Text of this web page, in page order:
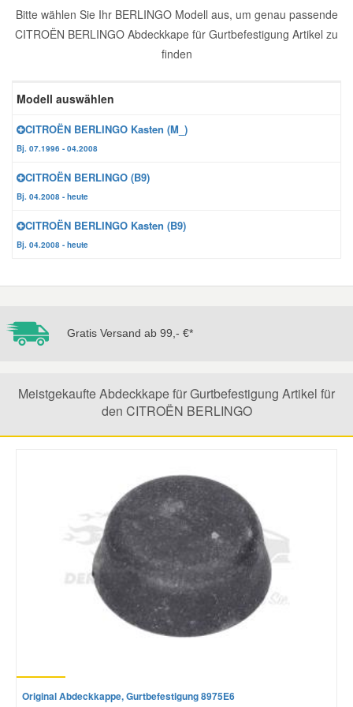
Bitte wählen Sie Ihr BERLINGO Modell aus, um genau passende
CITROËN BERLINGO Abdeckkape für Gurtbefestigung Artikel zu
finden
Modell auswählen
CITROËN BERLINGO Kasten (M_)
Bj. 07.1996 - 04.2008
CITROËN BERLINGO (B9)
Bj. 04.2008 - heute
CITROËN BERLINGO Kasten (B9)
Bj. 04.2008 - heute
Gratis Versand ab 99,- €*
Meistgekaufte Abdeckkape für Gurtbefestigung Artikel für
den CITROËN BERLINGO
Original Abdeckkappe, Gurtbefestigung 8975E6
Scheibenreinigung
Reparatur-Zubehör
Schlüsselgehäuse
Daewoo Ersatzteile
Jeep Ersatzteile
Lancia Ersatzteile
Mazda Ersatzteile
Mercedes Ersatzteile
Mitsubishi Ersatzteile
Nissan Ersatzteile
Porsche Ersatzteile
Skoda Ersatzteile